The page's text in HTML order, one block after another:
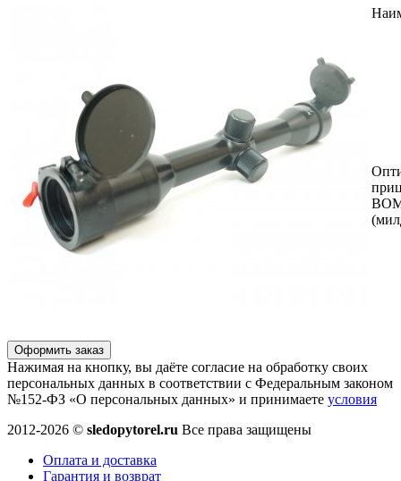
Оформить заказ
Нажимая на кнопку, вы даёте согласие на обработку своих
персональных данных в соответствии с Федеральным законом
№152-ФЗ «О персональных данных» и принимаете условия
2012-2026 © sledopytorel.ru Все права защищены
Оплата и доставка
Гарантия и возврат